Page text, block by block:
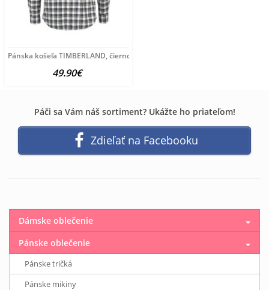
Pánska košeľa TIMBERLAND, čierno-biela-khaki
49.90€
Páči sa Vám náš sortiment? Ukážte ho priateľom!
Zdieľať na Facebooku
Dámske oblečenie
Pánske oblečenie
Pánske tričká
Pánske mikiny